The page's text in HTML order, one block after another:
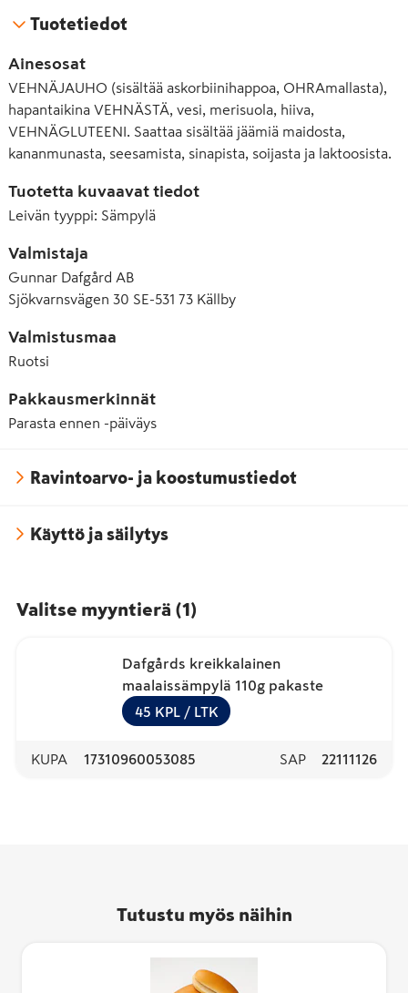
Tuotetiedot
Ainesosat
VEHNÄJAUHO (sisältää askorbiinihappoa, OHRAmallasta),
hapantaikina VEHNÄSTÄ, vesi, merisuola, hiiva,
VEHNÄGLUTEENI. Saattaa sisältää jäämiä maidosta,
kananmunasta, seesamista, sinapista, soijasta ja laktoosista.
Tuotetta kuvaavat tiedot
Leivän tyyppi: Sämpylä
Valmistaja
Gunnar Dafgård AB
Sjökvarnsvägen 30 SE-531 73 Källby
Valmistusmaa
Ruotsi
Pakkausmerkinnät
Parasta ennen -päiväys
Ravintoarvo- ja koostumustiedot
Käyttö ja säilytys
Valitse myyntierä (1 )
Dafgårds kreikkalainen
maalaissämpylä 110g pakaste
45 KPL / LTK
KUPA 17310960053085 SAP 22111126
Tutustu myös näihin